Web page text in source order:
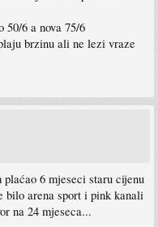
50/6 a nova 75/6
brzinu ali ne lezi vraze
6 mjeseci staru cijenu
bilo arena sport i pink kanali
na 24 mjeseca...